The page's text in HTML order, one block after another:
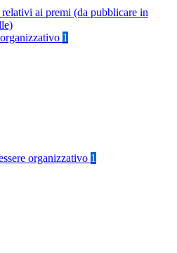
ai premi (da pubblicare in
1
organizzativo 1